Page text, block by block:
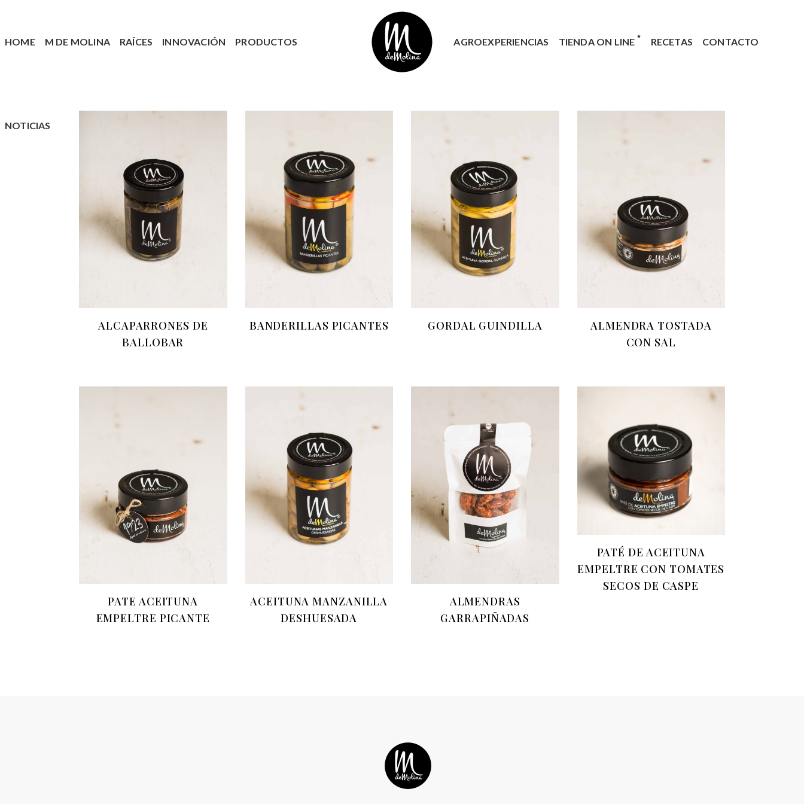
HOME M DE MOLINA RAÍCES INNOVACIÓN PRODUCTOS
NOTICIAS
AGROEXPERIENCIAS TIENDA ON LINE RECETAS CONTACTO
ALCAPARRONES DE
BALLOBAR
BANDERILLAS PICANTES GORDAL GUINDILLA
ALMENDRA TOSTADA
CON SAL
PATE ACEITUNA
EMPELTRE PICANTE
ACEITUNA MANZANILLA
DESHUESADA
ALMENDRAS
GARRAPIÑADAS
PATÉ DE ACEITUNA
EMPELTRE CON TOMATES
SECOS DE CASPE